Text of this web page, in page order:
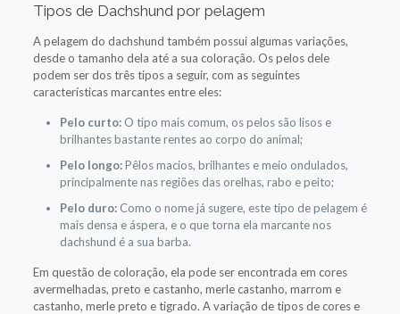
Tipos de Dachshund por pelagem
A pelagem do dachshund também possui algumas variações,
desde o tamanho dela até a sua coloração. Os pelos dele
podem ser dos três tipos a seguir, com as seguintes
características marcantes entre eles:
Pelo curto:O tipo mais comum, os pelos são lisos e
brilhantes bastante rentes ao corpo do animal;
Pelo longo:Pêlos macios, brilhantes e meio ondulados,
principalmente nas regiões das orelhas, rabo e peito;
Pelo duro: Como o nome já sugere, este tipo de pelagem é
mais densa e áspera, e o que torna ela marcante nos
dachshund é a sua barba.
Em questão de coloração, ela pode ser encontrada em cores
avermelhadas, preto e castanho, merle castanho, marrom e
castanho, merle preto e tigrado. A variação de tipos de cores e